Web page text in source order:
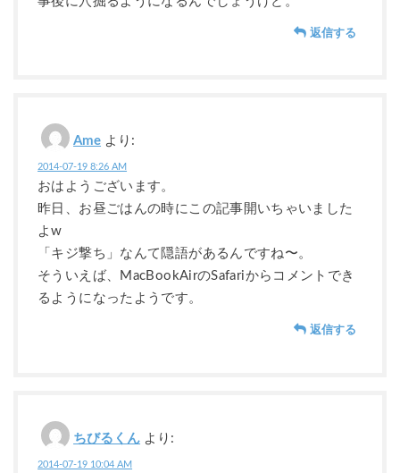
返信する
Ame より:
2014-07-19 8:26 AM
おはようございます。
昨日、お昼ごはんの時にこの記事開いちゃいました
よw
「キジ撃ち」なんて隠語があるんですね〜。
そういえば、MacBookAirのSafariからコメントでき
るようになったようです。
返信する
ちびるくん より:
2014-07-19 10:04 AM